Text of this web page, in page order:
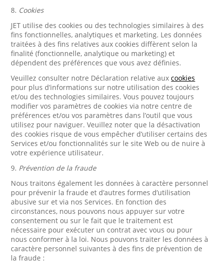
8. Cookies
JET utilise des cookies ou des technologies similaires à des
fins fonctionnelles, analytiques et marketing. Les données
traitées à des fins relatives aux cookies diffèrent selon la
finalité (fonctionnelle, analytique ou marketing) et
dépendent des préférences que vous avez définies.
Veuillez consulter notre Déclaration relative auxcookies
pour plus d’informations sur notre utilisation des cookies
et/ou des technologies similaires. Vous pouvez toujours
modifier vos paramètres de cookies via notre centre de
préférences et/ou vos paramètres dans l’outil que vous
utilisez pour naviguer. Veuillez noter que la désactivation
des cookies risque de vous empêcher d’utiliser certains des
Services et/ou fonctionnalités sur le site Web ou de nuire à
votre expérience utilisateur.
9. Prévention de la fraude
Nous traitons également les données à caractère personnel
pour prévenir la fraude et d’autres formes d’utilisation
abusive sur et via nos Services. En fonction des
circonstances, nous pouvons nous appuyer sur votre
consentement ou sur le fait que le traitement est
nécessaire pour exécuter un contrat avec vous ou pour
nous conformer à la loi. Nous pouvons traiter les données à
caractère personnel suivantes à des fins de prévention de
la fraude :